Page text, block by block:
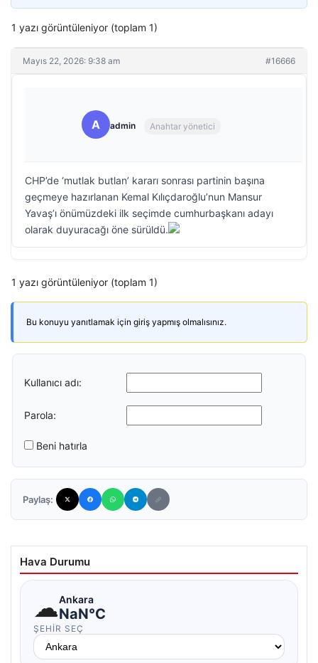
1 yazı görüntüleniyor (toplam 1)
Mayıs 22, 2026: 9:38 am #16666
A admin Anahtar yönetici
CHP’de ‘mutlak butlan’ kararı sonrası partinin başına
geçmeye hazırlanan Kemal Kılıçdaroğlu’nun Mansur
Yavaş’ı önümüzdeki ilk seçimde cumhurbaşkanı adayı
olarak duyuracağı öne sürüldü.
1 yazı görüntüleniyor (toplam 1)
Bu konuyu yanıtlamak için giriş yapmış olmalısınız.
Kullanıcı adı:
Parola:
Beni hatırla
Paylaş:
Hava Durumu
☁Ankara
NaN°C
ŞEHIR SEÇ